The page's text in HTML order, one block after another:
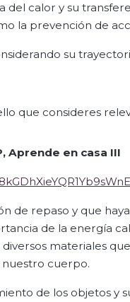
calor y su
la prevención de
su
que consideres
Aprende en casa III
de repaso y que
de la energía
materiales
cuerpo.
de los objetos y